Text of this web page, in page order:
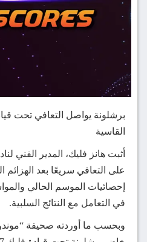
برشلونة يواصل التعافي تحت
القاسية
أثبت هانز فليك، المدير الفني
على التعافي سريعًا بعد
إحصائيات الموسم الحالي
في التعامل مع النتائج السلبية.
وبحسب ما أوردته صحيفة “موندو